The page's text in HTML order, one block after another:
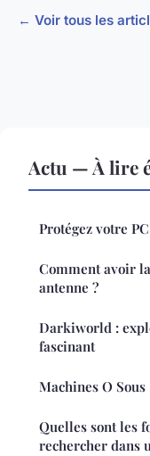
← Voir tous les
Actu — À lire
Protégez votre
Comment avoir
antenne ?
Darkiworld :
fascinant
Machines O Sous
Quelles sont les
rechercher dans